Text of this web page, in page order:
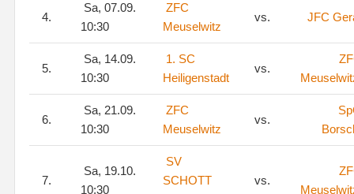
4.
Sa, 07.09.
10:30
ZFC
Meuselwitz
vs. JFC
5.
Sa, 14.09.
10:30
1. SC
Heiligenstadt
vs.
6.
Sa, 21.09.
10:30
ZFC
Meuselwitz
vs.
7.
Sa, 19.10.
10:30
SV
SCHOTT
vs.